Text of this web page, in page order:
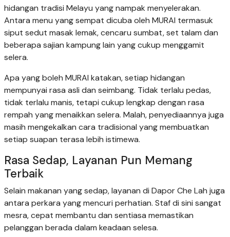
hidangan tradisi Melayu yang nampak menyelerakan.
Antara menu yang sempat dicuba oleh MURAI termasuk
siput sedut masak lemak, cencaru sumbat, set talam dan
beberapa sajian kampung lain yang cukup menggamit
selera.
Apa yang boleh MURAI katakan, setiap hidangan
mempunyai rasa asli dan seimbang. Tidak terlalu pedas,
tidak terlalu manis, tetapi cukup lengkap dengan rasa
rempah yang menaikkan selera. Malah, penyediaannya juga
masih mengekalkan cara tradisional yang membuatkan
setiap suapan terasa lebih istimewa.
Rasa Sedap, Layanan Pun Memang
Terbaik
Selain makanan yang sedap, layanan di Dapor Che Lah juga
antara perkara yang mencuri perhatian. Staf di sini sangat
mesra, cepat membantu dan sentiasa memastikan
pelanggan berada dalam keadaan selesa.